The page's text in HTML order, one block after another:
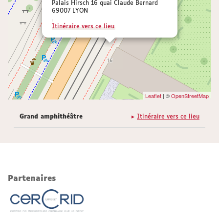
Palais Hirsch 16 quai Claude Bernard
69007 LYON
Itinéraire vers ce lieu
Leaflet | ©OpenStreetMap
Itinéraire vers ce lieu
Grand amphithéâtre
Partenaires